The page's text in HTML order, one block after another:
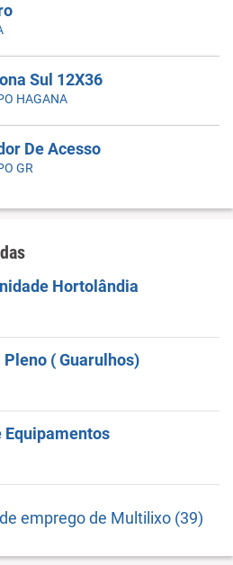
Sul 12X36
HAGANA
De Acesso
GR
Hortolândia
( Guarulhos)
Equipamentos
emprego de Multilixo (39)